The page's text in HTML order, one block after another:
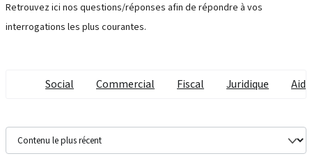
Retrouvez ici nos questions/réponses afin de répondre à vos
interrogations les plus courantes.
Social Commercial Fiscal Juridique